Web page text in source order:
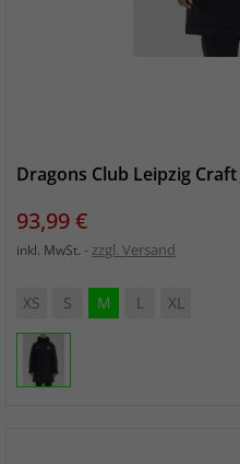
Dragons Club Leipzig
Preis
93,99 €
inkl. MwSt. zzgl. Versand
XS S M L XL